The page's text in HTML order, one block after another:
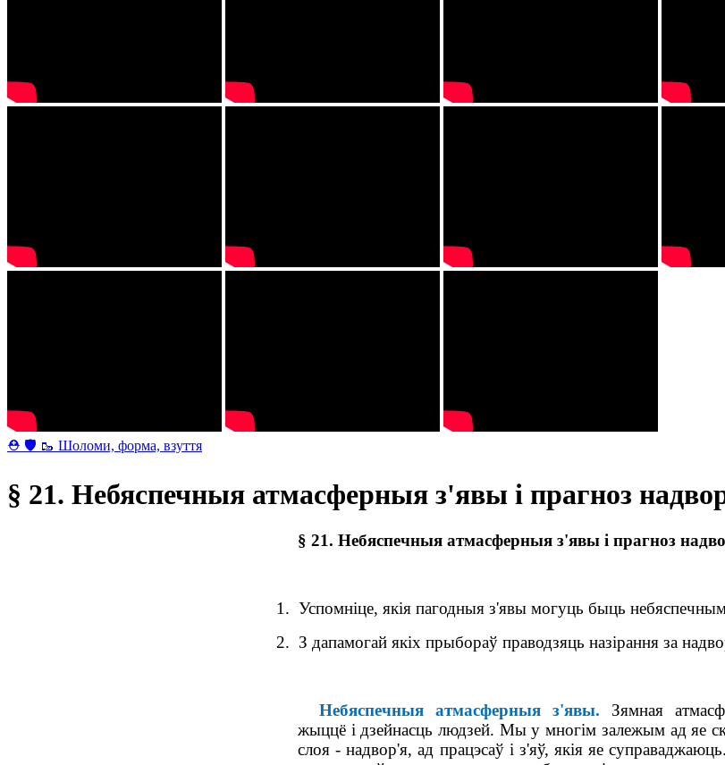
⛑ 🛡 🥾 Шоломи, форма, взуття
§ 21. Небяспечныя атмасферныя з'явы і прагноз
§ 21. Небяспечныя атмасферныя з'явы і прагноз
1. Успомніце, якія пагодныя з'явы могуць быць
2. З дапамогай якіх прыбораў праводзяць назірання за
Небяспечныя атмасферныя з'явы. Зямная
жыццё і дзейнасць людзей. Мы у многім залежым ад яе
слоя - надвор'я, ад працэсаў і з'яў, якія яе